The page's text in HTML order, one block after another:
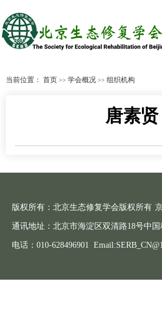
当前位置： 首页 >> 学会概况 >> 组织机构
唐素贤
版权所有：北京生态修复学会版权所有
通讯地址：北京市海淀区双清路18号中
电话：010-628496901